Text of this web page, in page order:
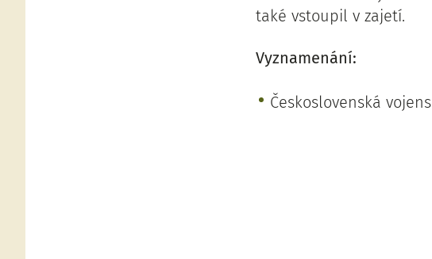
také vstoupil v zajetí.
Vyznamenání:
Československá